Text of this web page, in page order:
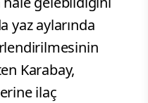
yaz aylarında
Karabay,
ilaç